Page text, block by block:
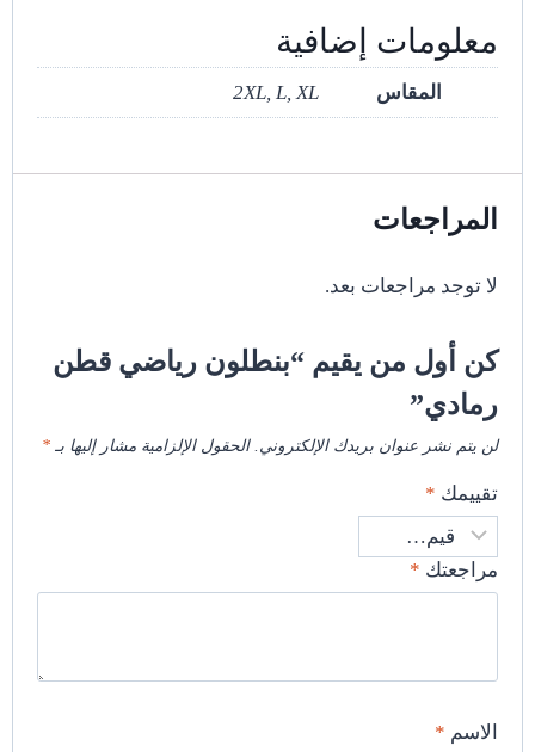
معلومات إضافية
المقاس 2XL, L, XL
المراجعات
لا توجد مراجعات بعد.
كن أول من يقيم “بنطلون رياضي قطن
رمادي”
لن يتم نشر عنوان بريدك الإلكتروني. الحقول الإلزامية مشار إليها بـ *
تقييمك *
مراجعتك *
الاسم *